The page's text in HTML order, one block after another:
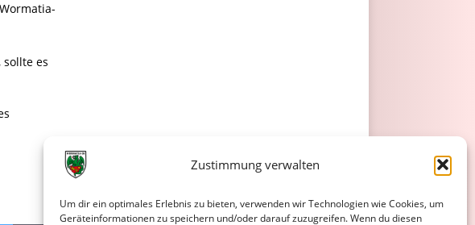
Zustimmung verwalten
Um dir ein optimales Erlebnis zu bieten, verwenden wir Technologien wie Cookies, um
Geräteinformationen zu speichern und/oder darauf zuzugreifen. Wenn du diesen
es